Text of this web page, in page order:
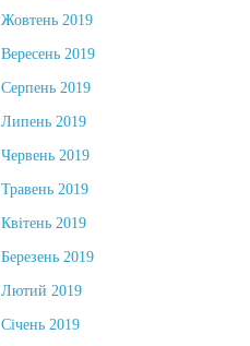
Жовтень 2019
Вересень 2019
Серпень 2019
Липень 2019
Червень 2019
Травень 2019
Квітень 2019
Березень 2019
Лютий 2019
Січень 2019